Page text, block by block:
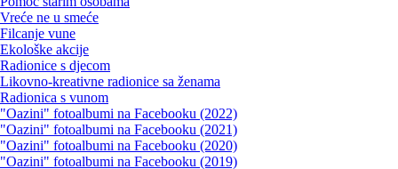
Vreće ne u smeće
Filcanje vune
Ekološke akcije
Radionice s djecom
Likovno-kreativne radionice sa ženama
Radionica s vunom
"Oazini" fotoalbumi na Facebooku (2022)
"Oazini" fotoalbumi na Facebooku (2021)
"Oazini" fotoalbumi na Facebooku (2020)
"Oazini" fotoalbumi na Facebooku (2019)